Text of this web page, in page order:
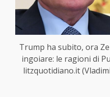
Trump ha subito, ora
ingoiare: le ragioni di
litzquotidiano.it